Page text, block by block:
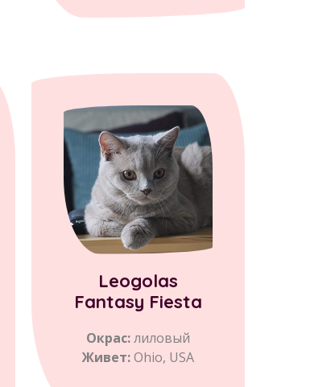
Leogolas
Fantasy Fiesta
Окрас:лиловый
Живет:Ohio, USA